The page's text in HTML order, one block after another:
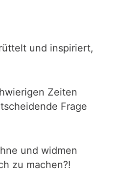
und inspiriert,
Zeiten
Frage
und widmen
zu machen?!